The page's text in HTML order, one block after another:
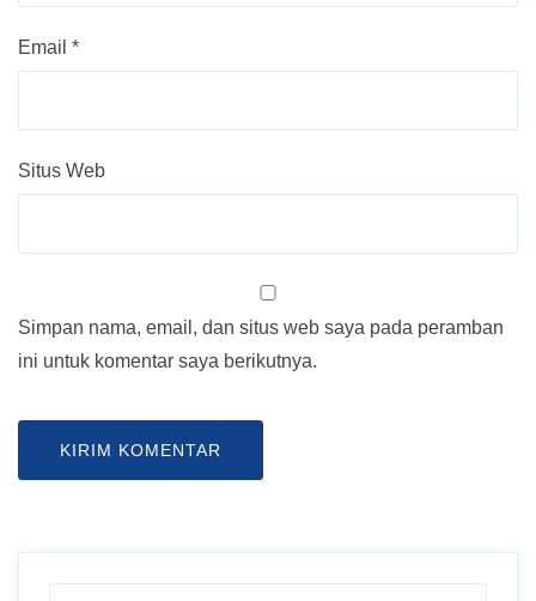
Email *
Situs Web
Simpan nama, email, dan situs web saya pada peramban
ini untuk komentar saya berikutnya.